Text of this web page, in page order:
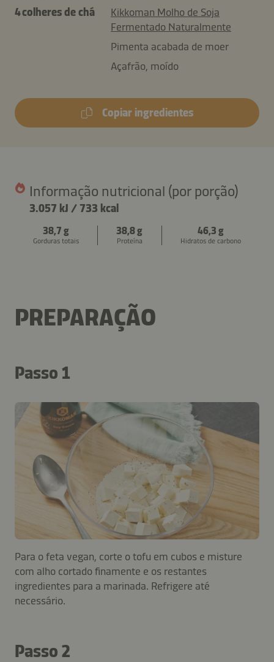
4 colheres de chá
Kikkoman Molho de Soja
Fermentado Naturalmente
Pimenta acabada de moer
Açafrão, moído
Copiar ingredientes
Informação nutricional (por porção)
3.057 kJ / 733 kcal
38,7 g
Gorduras totais
38,8 g
Proteína
46,3 g
Hidratos de carbono
PREPARAÇÃO
Passo 1
Para o feta vegan, corte o tofu em cubos e misture
com alho cortado finamente e os restantes
ingredientes para a marinada. Refrigere até
necessário.
Passo 2